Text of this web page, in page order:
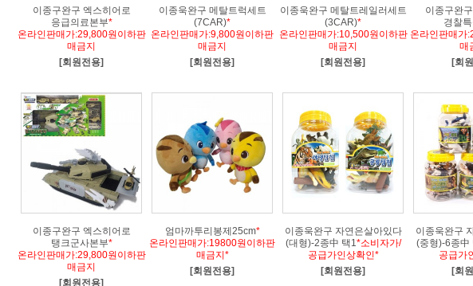
이종구완구 엑스히어로
응급의료본부*
온라인판매가:29,800원이하판
매금지
[회원전용]
이종욱완구 메탈트럭세트
(7CAR)*
온라인판매가:9,800원이하판
매금지
[회원전용]
이종욱완구 메탈트레일러세트
(3CAR)*
온라인판매가:10,500원이하판
매금지
[회원전용]
이종구완
경찰
온라인판매가
매
[회
이종구완구 엑스히어로
탱크군사본부*
온라인판매가:29,800원이하판
매금지
[회원전용]
엄마까투리봉제25cm*
온라인판매가:19800원이하판
매금지*
[회원전용]
이종욱완구 자연은살아있다
(대형)-2종中 택1*소비자가/
공급가인상확인*
[회원전용]
이종욱완구
(중형)-6종中
공급가
[회